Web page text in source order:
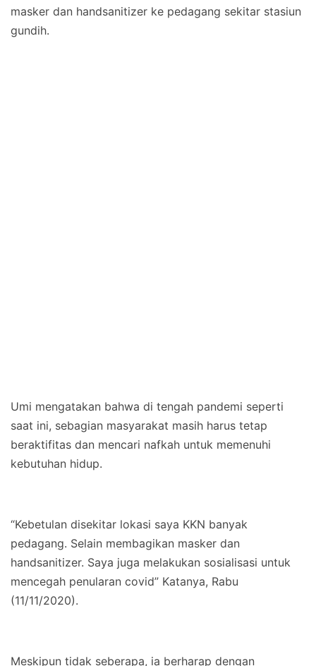
masker dan handsanitizer ke pedagang sekitar stasiun
gundih.
Umi mengatakan bahwa di tengah pandemi seperti
saat ini, sebagian masyarakat masih harus tetap
beraktifitas dan mencari nafkah untuk memenuhi
kebutuhan hidup.
“Kebetulan disekitar lokasi saya KKN banyak
pedagang. Selain membagikan masker dan
handsanitizer. Saya juga melakukan sosialisasi untuk
mencegah penularan covid” Katanya, Rabu
(11/11/2020).
Meskipun tidak seberapa, ia berharap dengan